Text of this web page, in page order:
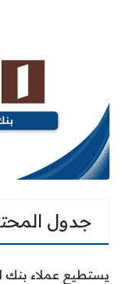
جدول
يستطيع عملاء بنك